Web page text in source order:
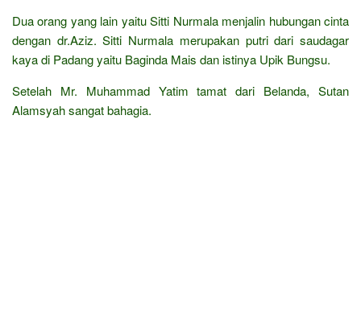
Dua orang yang lain yaitu Sitti Nurmala menjalin hubungan cinta
dengan dr.Aziz. Sitti Nurmala merupakan putri dari saudagar
kaya di Padang yaitu Baginda Mais dan istinya Upik Bungsu.
Setelah Mr. Muhammad Yatim tamat dari Belanda, Sutan
Alamsyah sangat bahagia.